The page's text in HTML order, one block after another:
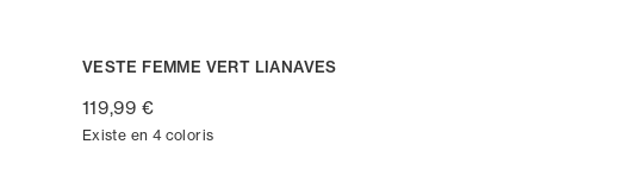
VESTE FEMME VERT LIANAVES
119,99 €
Existe en 4 coloris